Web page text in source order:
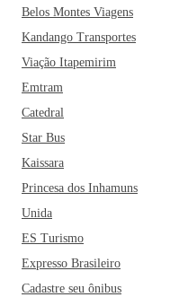
Belos Montes Viagens
Kandango Transportes
Viação Itapemirim
Emtram
Catedral
Star Bus
Kaissara
Princesa dos Inhamuns
Unida
ES Turismo
Expresso Brasileiro
Cadastre seu ônibus